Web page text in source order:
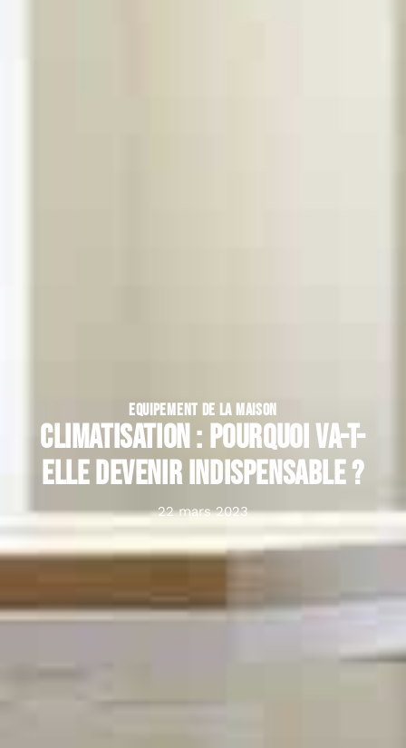
EQUIPEMENT DE LA MAISON
Climatisation : pourquoi va-t-
elle devenir indispensable ?
22 mars 2023